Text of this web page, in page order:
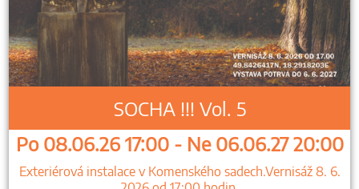
SOCHA !!! Vol. 5
Po 08.06.26 17:00 - Ne 06.06.27 20:00
Exteriérová instalace v Komenského sadech.Vernisáž 8. 6.